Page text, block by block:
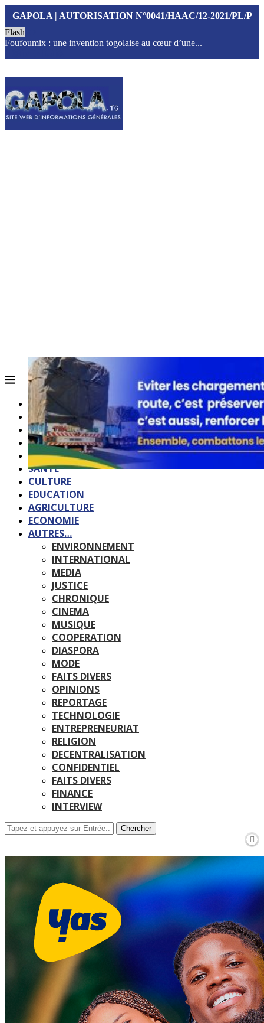
GAPOLA | AUTORISATION N°0041/HAAC/12-2021/PL/P
Flash
Foufoumix : une invention togolaise au cœur d’une...
ACCUEIL
QUI SOMMES-NOUS?
POLITIQUE
SOCIETE
SPORTS
SANTE
CULTURE
EDUCATION
AGRICULTURE
ECONOMIE
AUTRES…
ENVIRONNEMENT
INTERNATIONAL
MEDIA
JUSTICE
CHRONIQUE
CINEMA
MUSIQUE
COOPERATION
DIASPORA
MODE
FAITS DIVERS
OPINIONS
REPORTAGE
TECHNOLOGIE
ENTREPRENEURIAT
RELIGION
DECENTRALISATION
CONFIDENTIEL
FAITS DIVERS
FINANCE
INTERVIEW
Chercher